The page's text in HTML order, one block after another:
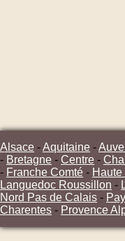
Alsace -Aquitaine -
- Bretagne - Centre -
- Franche Comté -
Languedoc Roussillon -
Nord Pas de Calais -
Charentes - Provence